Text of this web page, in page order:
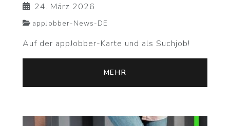
24. März 2026
appJobber-News-DE
Auf der appJobber-Karte und als Suchjob!
MEHR